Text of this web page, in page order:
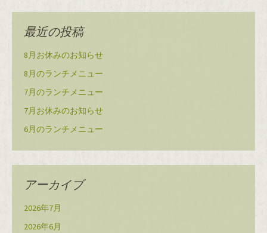
最近の投稿
8月お休みのお知らせ
8月のランチメニュー
7月のランチメニュー
7月お休みのお知らせ
6月のランチメニュー
アーカイブ
2026年7月
2026年6月